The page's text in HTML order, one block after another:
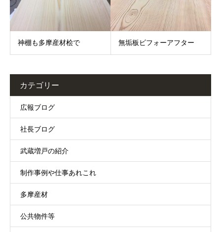
神棚も多摩産材桧で 無垢板ビフォーアフター
カテゴリー
広報ブログ
社長ブログ
武蔵増戸の紹介
制作事例や仕事あれこれ
多摩産材
公共物件等